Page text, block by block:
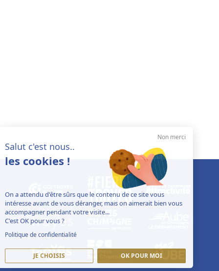
Non merci
Salut c'est nous..
les cookies !
On a attendu d'être sûrs que le contenu de ce site vous
intéresse avant de vous déranger, mais on aimerait bien vous
accompagner pendant votre visite...
C'est OK pour vous ?
Politique de confidentialité
JE CHOISIS OK POUR MOI